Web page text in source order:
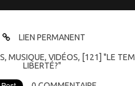
LIEN PERMANENT
,MUSIQUE,VIDÉOS, [121] "LE
LIBERTÉ?"